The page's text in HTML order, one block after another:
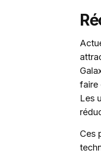
faire
Les
Ces